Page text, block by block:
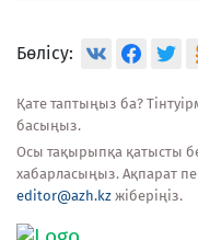
Бөлісу:
Қате таптыңыз ба?
басыңыз.
Осы тақырыпқа қатысты
хабарласыңыз. Ақпарат
editor@azh.kz жіберіңіз.